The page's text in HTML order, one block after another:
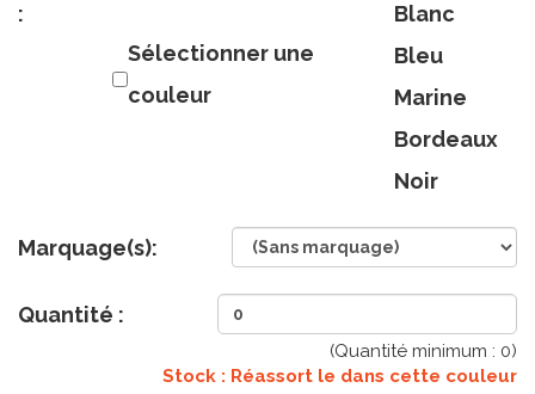
:
Sélectionner une
couleur
Blanc
Bleu
Marine
Bordeaux
Noir
Marquage(s):
Quantité :
(Quantité minimum : 0)
Stock : Réassort le dans cette couleur